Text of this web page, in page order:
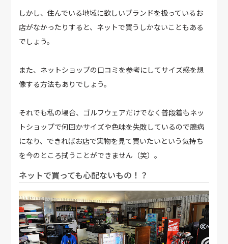
しかし、住んでいる地域に欲しいブランドを扱っているお
店がなかったりすると、ネットで買うしかないこともある
でしょう。
また、ネットショップの口コミを参考にしてサイズ感を想
像する方法もありでしょう。
それでも私の場合、ゴルフウェアだけでなく普段着もネッ
トショップで何回かサイズや色味を失敗しているので臆病
になり、できればお店で実物を見て買いたいという気持ち
を今のところ拭うことができません（笑）。
ネットで買っても心配ないもの！？